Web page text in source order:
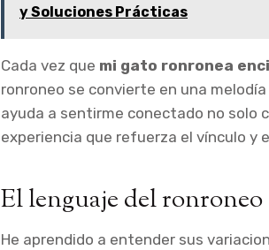
y Soluciones Prácticas
Cada vez que mi gato ronronea
ronroneo se convierte en una
ayuda a sentirme conectado no solo
experiencia que refuerza el vínculo y
El lenguaje del ronroneo
He aprendido a entender sus